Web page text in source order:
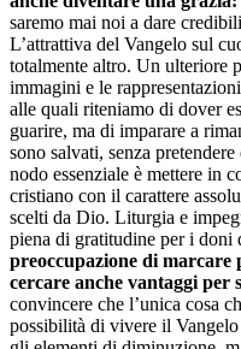
saremo mai noi a dare
L’attrattiva del Vangelo sul
totalmente altro. Un ulteriore
immagini e le
alle quali riteniamo di dover
guarire, ma di imparare a
sono salvati, senza
nodo essenziale è mettere in
cristiano con il carattere
scelti da Dio. Liturgia e
piena di gratitudine per i doni
preoccupazione di marcare
cercare anche vantaggi per
convincere che l’unica cosa
possibilità di vivere il